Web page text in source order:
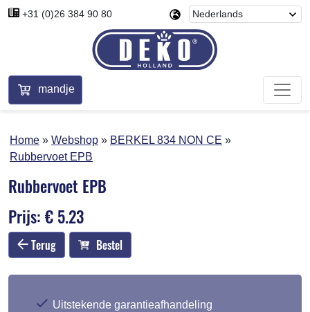
+31 (0)26 384 90 80
mandje
Home Webshop
BERKEL 834 NON CE
Rubbervoet EPB
Rubbervoet EPB
Prijs: € 5.23
Terug Bestel
Uitstekende garantieafhandeling